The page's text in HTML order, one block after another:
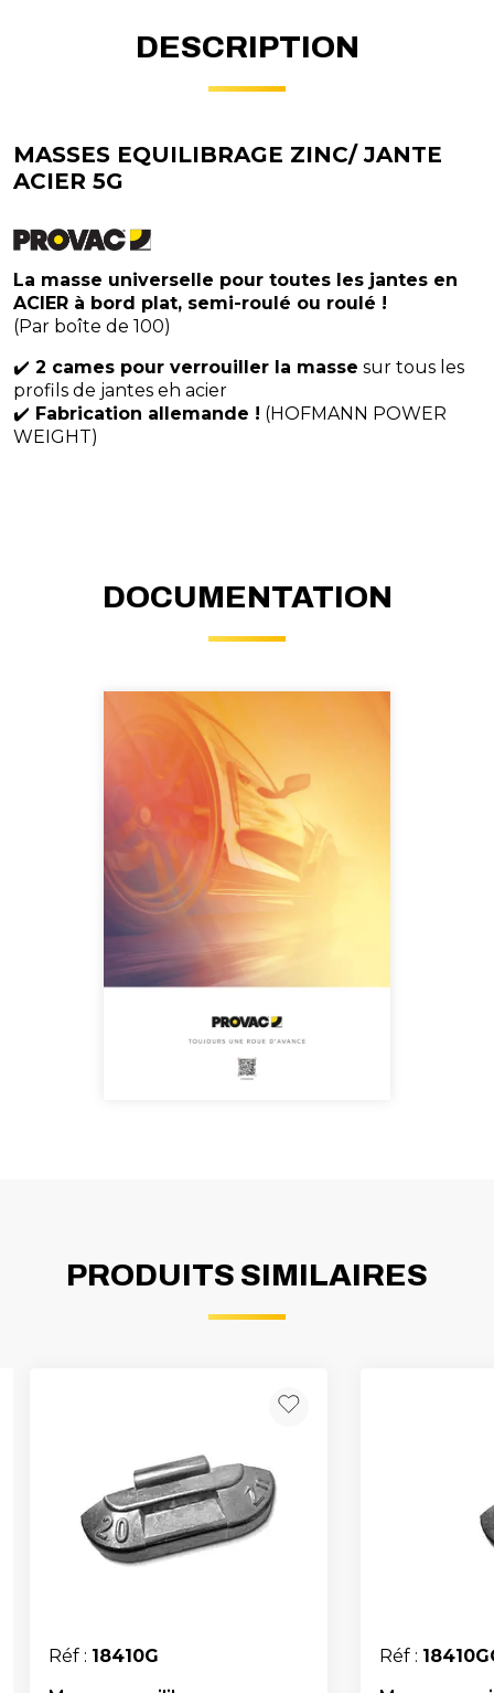
DESCRIPTION
MASSES EQUILIBRAGE ZINC/ JANTE
ACIER 5G
La masse universelle pour toutes les jantes en
ACIER à bord plat, semi-roulé ou roulé !
(Par boîte de 100)
✔️ 2 cames pour verrouiller la masse sur tous les
profils de jantes eh acier
✔️ Fabrication allemande ! (HOFMANN POWER
WEIGHT)
DOCUMENTATION
PRODUITS SIMILAIRES
Réf : 18410G
Réf :